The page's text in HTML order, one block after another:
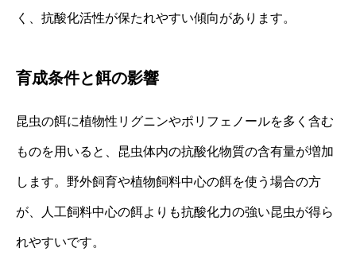
く、抗酸化活性が保たれやすい傾向があります。
育成条件と餌の影響
昆虫の餌に植物性リグニンやポリフェノールを多く含む
ものを用いると、昆虫体内の抗酸化物質の含有量が増加
します。野外飼育や植物飼料中心の餌を使う場合の方
が、人工飼料中心の餌よりも抗酸化力の強い昆虫が得ら
れやすいです。